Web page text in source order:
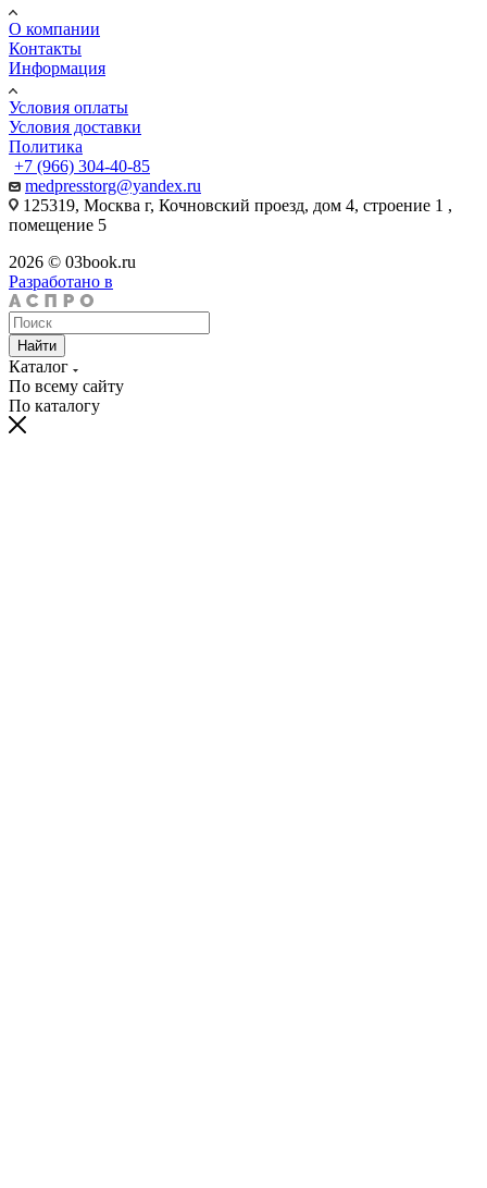
О компании
Контакты
Информация
Условия оплаты
Условия доставки
Политика
+7 (966) 304-40-85
medpresstorg@yandex.ru
125319, Москва г, Кочновский проезд, дом 4, строение 1 ,
помещение 5
2026 © 03book.ru
Разработано в
Найти
Каталог
По всему сайту
По каталогу